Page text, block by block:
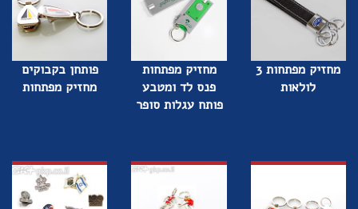
מחזיק מפתחות 3
לולאות
מחזיק מפתחות
פנס לד ומטבע
פותח עגלות סופר
פותחן בקבוקים
מחזיק מפתחות